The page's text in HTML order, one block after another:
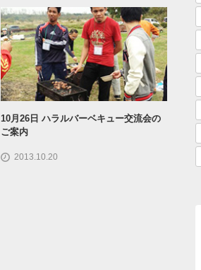
10月26日 ハラルバーベキュー交流会の
ご案内
2013.10.20